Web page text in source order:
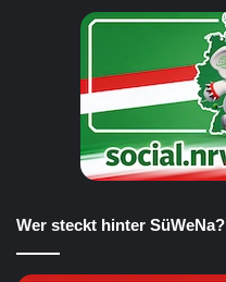
Wer steckt hinter SüWeNa?